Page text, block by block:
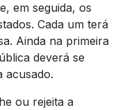
em seguida, os
Cada um terá
Ainda na primeira
deverá se
acusado.
ou rejeita a